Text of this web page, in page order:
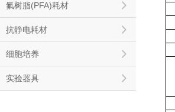
氟树脂(PFA)耗材
抗静电耗材
细胞培养
实验器具